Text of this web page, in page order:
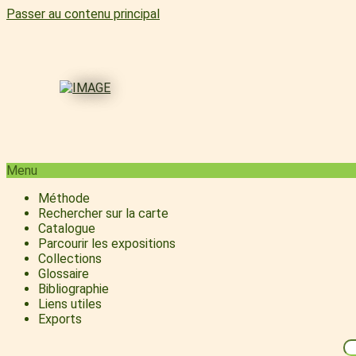
Passer au contenu principal
Menu
Méthode
Rechercher sur la carte
Catalogue
Parcourir les expositions
Collections
Glossaire
Bibliographie
Liens utiles
Exports